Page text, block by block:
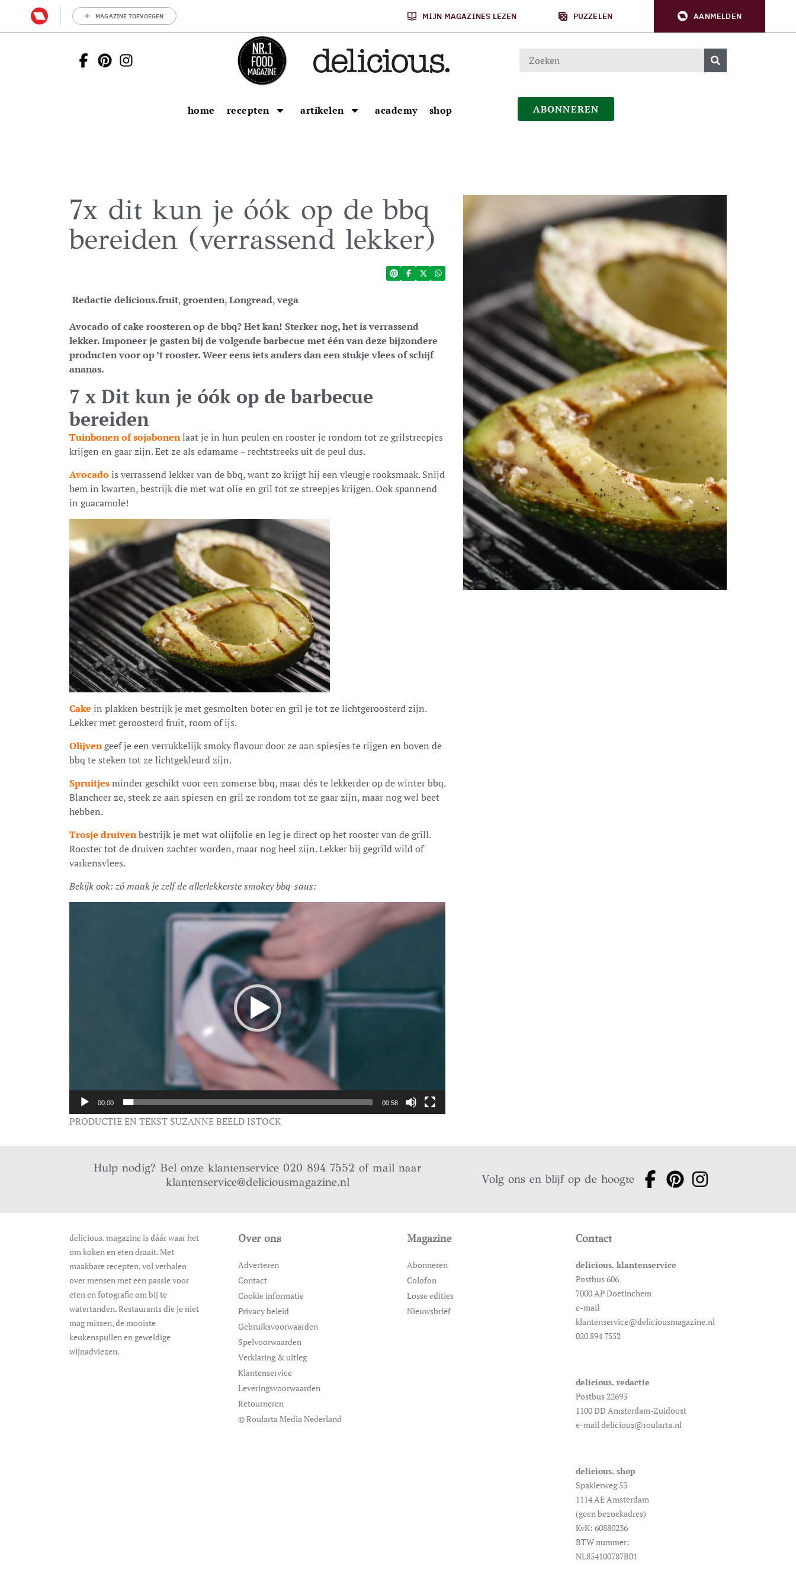
MAGAZINE TOEVOEGEN MIJN MAGAZINES LEZEN PUZZELEN AANMELDEN
home recepten artikelen academy shop ABONNEREN
7x dit kun je óók op de bbq
bereiden (verrassend lekker)
Redactie delicious.fruit,groenten,Longread,vega
Avocado of cake roosteren op de bbq? Het kan! Sterker nog, het is verrassend
lekker. Imponeer je gasten bij de volgende barbecue met één van deze bijzondere
producten voor op ’t rooster. Weer eens iets anders dan een stukje vlees of schijf
ananas.
7 x Dit kun je óók op de barbecue
bereiden
Tuinbonen of sojabonenlaat je in hun peulen en rooster je rondom tot ze grilstreepjes
krijgen en gaar zijn. Eet ze als edamame – rechtstreeks uit de peul dus.
Avocado is verrassend lekker van de bbq, want zo krijgt hij een vleugje rooksmaak. Snijd
hem in kwarten, bestrijk die met wat olie en gril tot ze streepjes krijgen. Ook spannend
in guacamole!
Cake in plakken bestrijk je met gesmolten boter en gril je tot ze lichtgeroosterd zijn.
Lekker met geroosterd fruit, room of ijs.
Olijvengeef je een verrukkelijk smoky flavour door ze aan spiesjes te rijgen en boven de
bbq te steken tot ze lichtgekleurd zijn.
Spruitjesminder geschikt voor een zomerse bbq, maar dés te lekkerder op de winter bbq.
Blancheer ze, steek ze aan spiesen en gril ze rondom tot ze gaar zijn, maar nog wel beet
hebben.
Trosje druivenbestrijk je met wat olijfolie en leg je direct op het rooster van de grill.
Rooster tot de druiven zachter worden, maar nog heel zijn. Lekker bij gegrild wild of
varkensvlees.
Bekijk ook: zó maak je zelf de allerlekkerste smokey bbq-saus:
00:00 00:58
PRODUCTIE EN TEKST SUZANNE BEELD ISTOCK
Hulp nodig? Bel onze klantenservice 020 894 7552 of mail naar
klantenservice@deliciousmagazine.nl
Volg ons en blijf op de hoogte
delicious. magazine is dáár waar het
om koken en eten draait. Met
maakbare recepten, vol verhalen
over mensen met een passie voor
eten en fotografie om bij te
watertanden. Restaurants die je niet
mag missen, de mooiste
keukenspullen en geweldige
wijnadviezen.
Over ons
Adverteren
Contact
Cookie informatie
Privacy beleid
Gebruiksvoorwaarden
Spelvoorwaarden
Verklaring & uitleg
Klantenservice
Leveringsvoorwaarden
Retourneren
© Roularta Media Nederland
Magazine
Abonneren
Colofon
Losse edities
Nieuwsbrief
Contact
delicious. klantenservice
Postbus 606
7000 AP Doetinchem
e-mail
klantenservice@deliciousmagazine.nl
020 894 7552
delicious. redactie
Postbus 22693
1100 DD Amsterdam-Zuidoost
e-mail delicious@roularta.nl
delicious. shop
Spaklerweg 53
1114 AE Amsterdam
(geen bezoekadres)
KvK: 60880236
BTW nummer:
NL854100787B01